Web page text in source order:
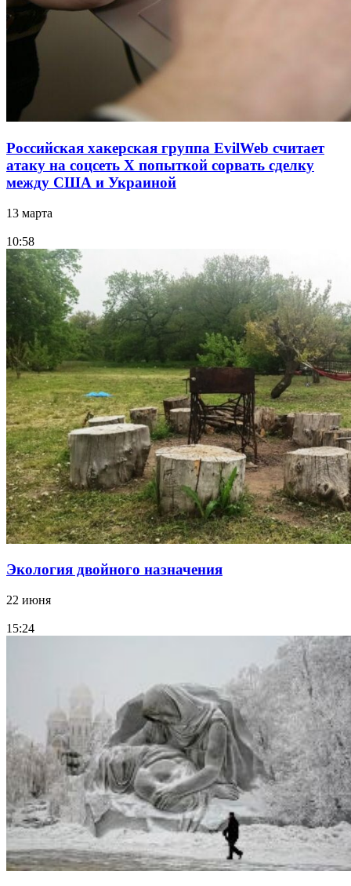
Российская хакерская группа EvilWeb считает
атаку на соцсеть Х попыткой сорвать сделку
между США и Украиной
13 марта
10:58
Экология двойного назначения
22 июня
15:24